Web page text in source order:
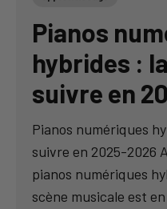
Pianos
hybrides :
suivre en
Pianos numériques
suivre en 2025-2026
pianos numériques
scène musicale est